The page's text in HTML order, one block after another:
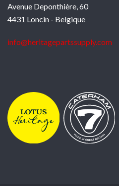
Avenue Deponthière, 60
4431 Loncin - Belgique
info@heritagepartssupply.com